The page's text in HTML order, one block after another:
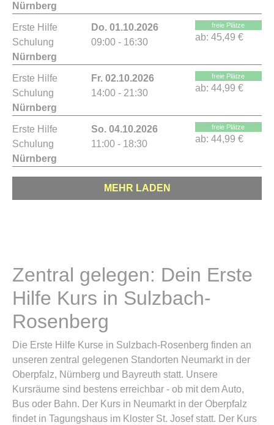
Nürnberg
Erste Hilfe
Schulung
Nürnberg
Do. 01.10.2026
09:00 - 16:30
freie Plätze
ab: 45,49 €
Erste Hilfe
Schulung
Nürnberg
Fr. 02.10.2026
14:00 - 21:30
freie Plätze
ab: 44,99 €
Erste Hilfe
Schulung
Nürnberg
So. 04.10.2026
11:00 - 18:30
freie Plätze
ab: 44,99 €
MEHR LADEN
Zentral gelegen: Dein Erste
Hilfe Kurs in Sulzbach-
Rosenberg
Die Erste Hilfe Kurse in Sulzbach-Rosenberg finden an
unseren zentral gelegenen Standorten Neumarkt in der
Oberpfalz, Nürnberg und Bayreuth statt. Unsere
Kursräume sind bestens erreichbar - ob mit dem Auto,
Bus oder Bahn. Der Kurs in Neumarkt in der Oberpfalz
findet in Tagungshaus im Kloster St. Josef statt. Der Kurs